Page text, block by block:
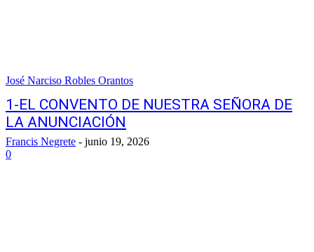
José Narciso Robles Orantos
1-EL CONVENTO DE NUESTRA SEÑORA DE
LA ANUNCIACIÓN
Francis Negrete - junio 19, 2026
0